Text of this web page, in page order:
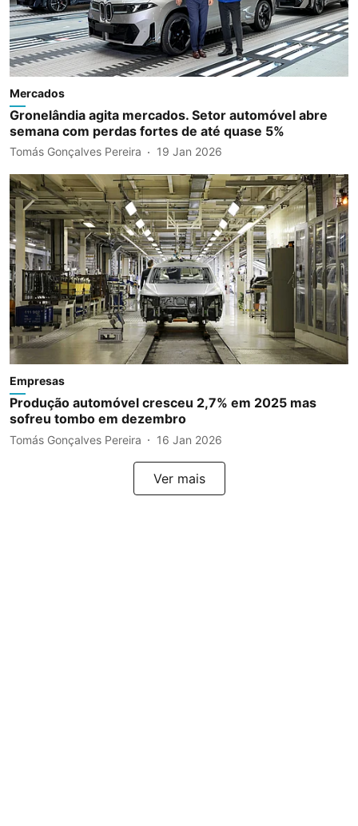
Mercados
Gronelândia agita mercados. Setor automóvel abre
semana com perdas fortes de até quase 5%
Tomás Gonçalves Pereira 19 Jan 2026
Empresas
Produção automóvel cresceu 2,7% em 2025 mas
sofreu tombo em dezembro
Tomás Gonçalves Pereira 16 Jan 2026
Ver mais